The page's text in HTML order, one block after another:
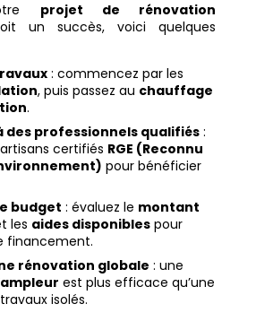
projet de rénovation
un succès, voici quelques
: commencez par les
, puis passez au chauffage
.
des professionnels qualifiés:
certifiés RGE (Reconnu
pour bénéficier
budget : évaluez le montant
les aides disponiblespour
financement.
rénovation globale : une
est plus efficace qu’une
isolés.